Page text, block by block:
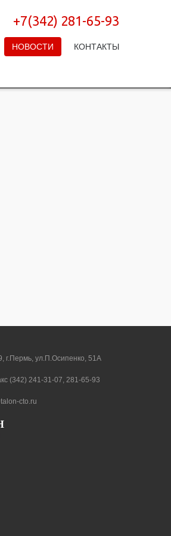
+7(342) 281-65-93
НОВОСТИ КОНТАКТЫ
г.Пермь, ул.П.Осипенко, 51А
(342) 241-31-07, 281-65-93
cto.ru